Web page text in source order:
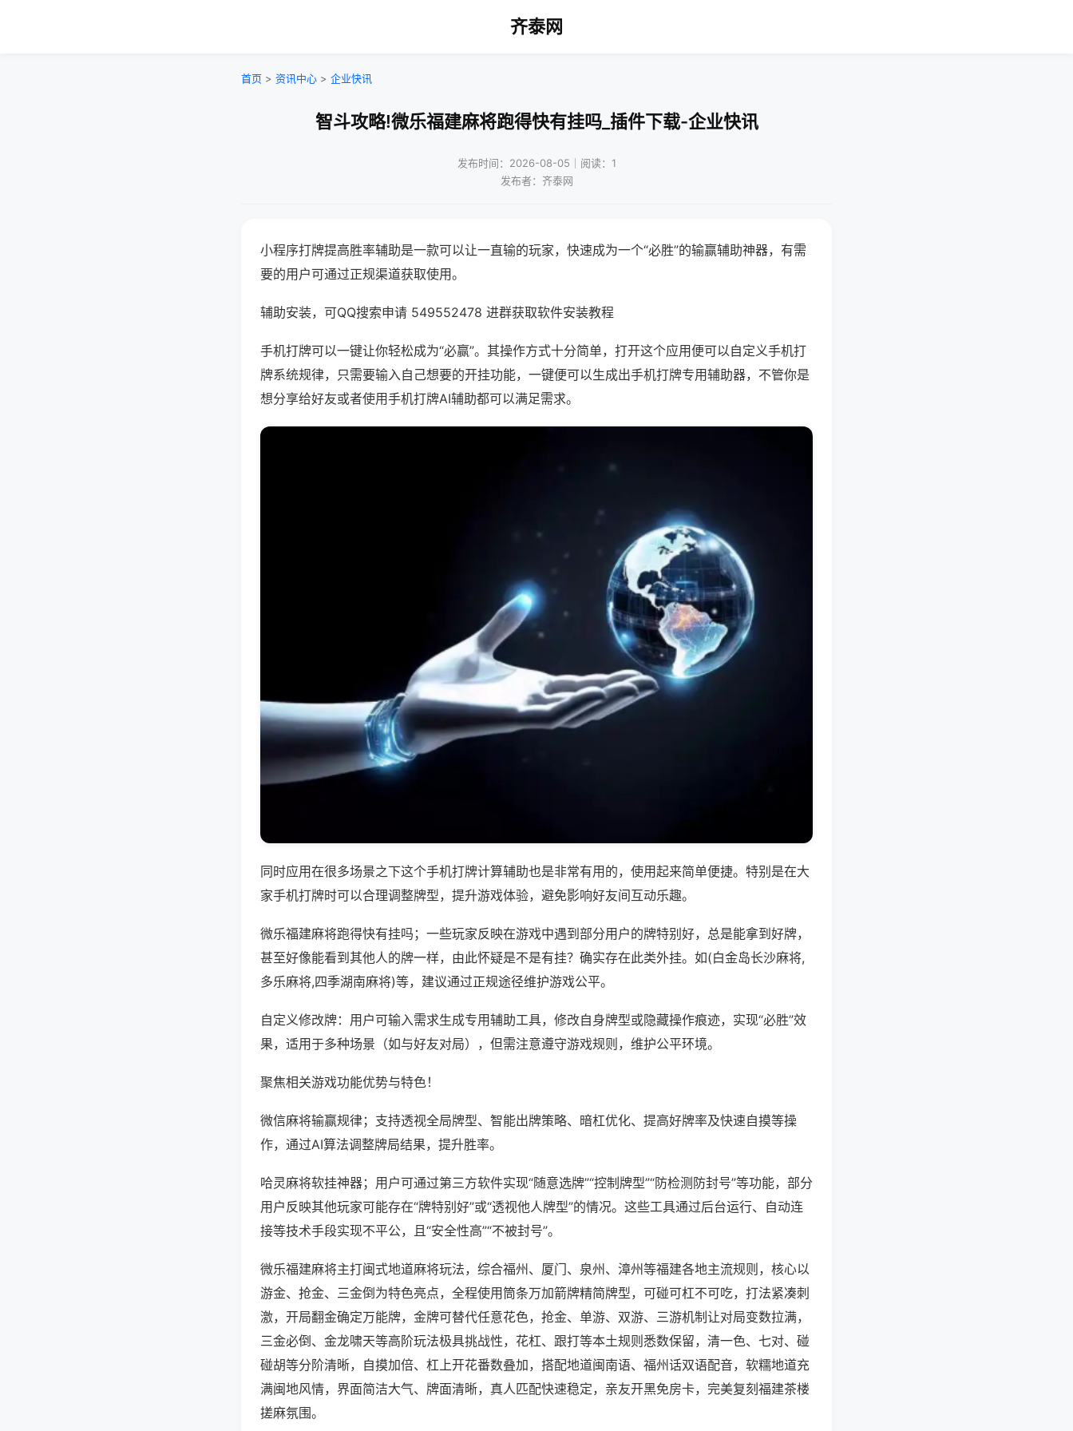
齐泰网
首页 > 资讯中心 > 企业快讯
智斗攻略!微乐福建麻将跑得快有挂吗_插件下载-企业快讯
发布时间：2026-08-05｜阅读：1
发布者：齐泰网
小程序打牌提高胜率辅助是一款可以让一直输的玩家，快速成为一个“必胜”的输赢辅助神器，有需
要的用户可通过正规渠道获取使用。
辅助安装，可QQ搜索申请 549552478 进群获取软件安装教程
手机打牌可以一键让你轻松成为“必赢”。其操作方式十分简单，打开这个应用便可以自定义手机打
牌系统规律，只需要输入自己想要的开挂功能，一键便可以生成出手机打牌专用辅助器，不管你是
想分享给好友或者使用手机打牌AI辅助都可以满足需求。
同时应用在很多场景之下这个手机打牌计算辅助也是非常有用的，使用起来简单便捷。特别是在大
家手机打牌时可以合理调整牌型，提升游戏体验，避免影响好友间互动乐趣。
微乐福建麻将跑得快有挂吗；一些玩家反映在游戏中遇到部分用户的牌特别好，总是能拿到好牌，
甚至好像能看到其他人的牌一样，由此怀疑是不是有挂？确实存在此类外挂。如(白金岛长沙麻将,
多乐麻将,四季湖南麻将)等，建议通过正规途径维护游戏公平。
自定义修改牌：用户可输入需求生成专用辅助工具，修改自身牌型或隐藏操作痕迹，实现“必胜”效
果，适用于多种场景（如与好友对局），但需注意遵守游戏规则，维护公平环境。
聚焦相关游戏功能优势与特色！
微信麻将输赢规律；支持透视全局牌型、智能出牌策略、暗杠优化、提高好牌率及快速自摸等操
作，通过AI算法调整牌局结果，提升胜率。
哈灵麻将软挂神器；用户可通过第三方软件实现“随意选牌”“控制牌型”“防检测防封号”等功能，部分
用户反映其他玩家可能存在“牌特别好”或“透视他人牌型”的情况。这些工具通过后台运行、自动连
接等技术手段实现不平公，且“安全性高”“不被封号”。
微乐福建麻将主打闽式地道麻将玩法，综合福州、厦门、泉州、漳州等福建各地主流规则，核心以
游金、抢金、三金倒为特色亮点，全程使用筒条万加箭牌精简牌型，可碰可杠不可吃，打法紧凑刺
激，开局翻金确定万能牌，金牌可替代任意花色，抢金、单游、双游、三游机制让对局变数拉满，
三金必倒、金龙啸天等高阶玩法极具挑战性，花杠、跟打等本土规则悉数保留，清一色、七对、碰
碰胡等分阶清晰，自摸加倍、杠上开花番数叠加，搭配地道闽南语、福州话双语配音，软糯地道充
满闽地风情，界面简洁大气、牌面清晰，真人匹配快速稳定，亲友开黑免房卡，完美复刻福建茶楼
搓麻氛围。